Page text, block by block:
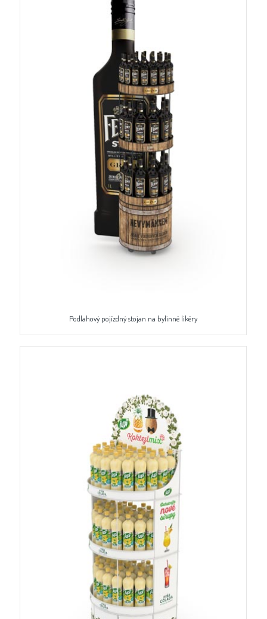
Podlahový pojízdný stojan na bylinné likéry